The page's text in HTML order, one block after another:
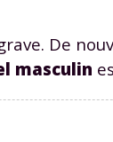
De
masculin